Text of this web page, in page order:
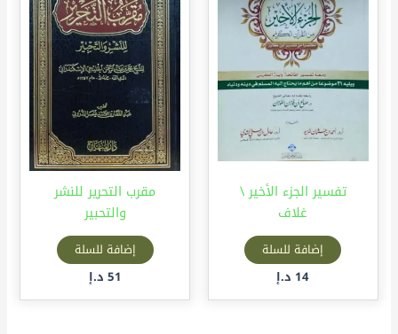
تفسير الجزء الأخير \
غلاف
إضافة للسلة
14 د.إ
مقرب التحرير للنشر
والتحبير
إضافة للسلة
51 د.إ